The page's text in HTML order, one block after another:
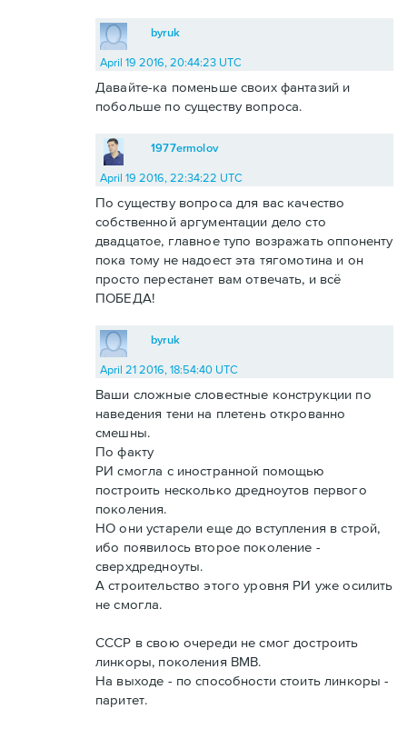
byruk
April 19 2016, 20:44:23 UTC
Давайте-ка поменьше своих фантазий и
побольше по существу вопроса.
1977ermolov
April 19 2016, 22:34:22 UTC
По существу вопроса для вас качество
собственной аргументации дело сто
двадцатое, главное тупо возражать оппоненту
пока тому не надоест эта тягомотина и он
просто перестанет вам отвечать, и всё
ПОБЕДА!
byruk
April 21 2016, 18:54:40 UTC
Ваши сложные словестные конструкции по
наведения тени на плетень открованно
смешны.
По факту
РИ смогла с иностранной помощью
построить несколько дредноутов первого
поколения.
НО они устарели еще до вступления в строй,
ибо появилось второе поколение -
сверхдредноуты.
А строительство этого уровня РИ уже осилить
не смогла.
СССР в свою очереди не смог достроить
линкоры, поколения ВМВ.
На выходе - по способности стоить линкоры -
паритет.